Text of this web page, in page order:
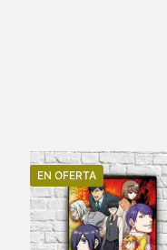
EN OFERTA